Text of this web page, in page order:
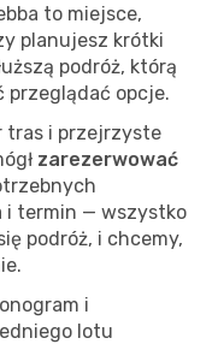
to miejsce,
planujesz krótki
podróż, którą
przeglądać opcje.
tras i przejrzyste
zarezerwować
i termin — wszystko
podróż, i chcemy,
i
lotu